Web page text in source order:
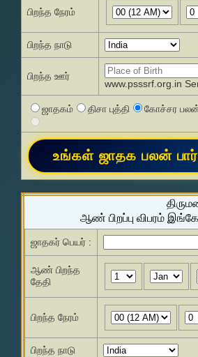
பிறந்த நேரம்
பிறந்த நாடு
பிறந்த ஊர்
www.psssrf.org.in
ஜாதகம் திசா புத்தி கோச்சர
ஆண் பிறப்பு விபரம்
ஜாதகர் பெயர் :
ஆண் பிறந்த
தேதி
பிறந்த நேரம்
பிறந்த நாடு